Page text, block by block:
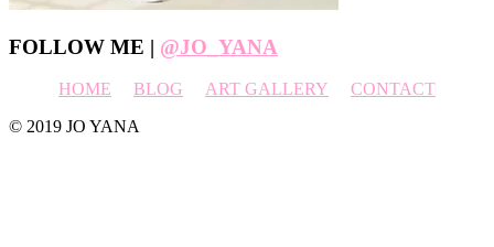
Footer
FOLLOW ME | @JO_YANA
HOME BLOG ART GALLERY
CONTACT
© 2019 JO YANA